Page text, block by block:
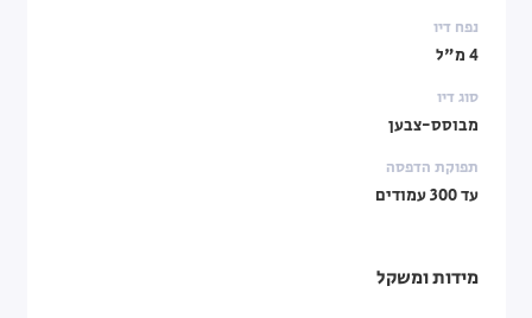
נפח דיו
4 מ"ל
סוג דיו
מבוסס-צבען
תפוקת הדפסה
עד 300 עמודים
מידות ומשקל